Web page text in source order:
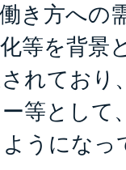
き方への
等を背景
れており
等として
うになっ